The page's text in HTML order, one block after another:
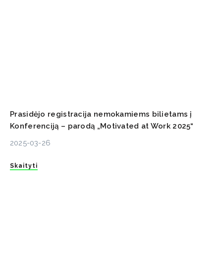
Prasidėjo registracija nemokamiems bilietams į
Konferenciją – parodą „Motivated at Work 2025“
2025-03-26
Skaityti